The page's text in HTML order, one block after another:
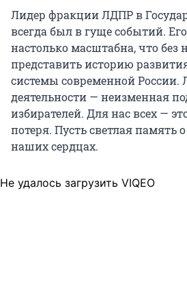
Лидер фракции ЛДПР в
всегда был в гуще событий.
настолько масштабна, что без
представить историю
системы современной России.
деятельности — неизменная
избирателей. Для нас всех —
потеря. Пусть светлая память
наших сердцах.
Не удалось загрузить VIQEO